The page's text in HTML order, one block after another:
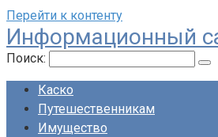
Перейти к контенту
Информационный
Поиск:
Каско
Путешественникам
Имущество